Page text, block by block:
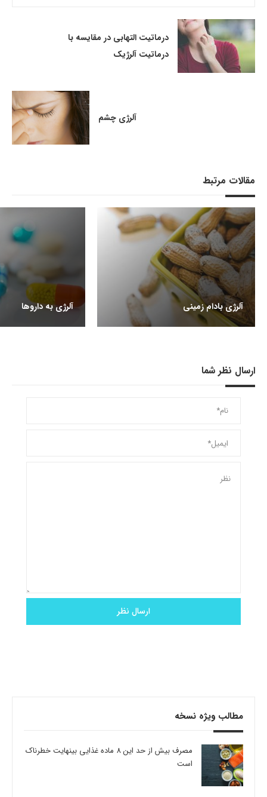
درماتیت التهابی در مقایسه با
درماتیت آلرژیک
آلرژی چشم
مقالات مرتبط
آلرژی بادام زمینی آلرژی به داروها
ارسال نظر شما
مطالب ویژه نسخه
مصرف بیش از حد این 8 ماده غذایی بینهایت خطرناک
است